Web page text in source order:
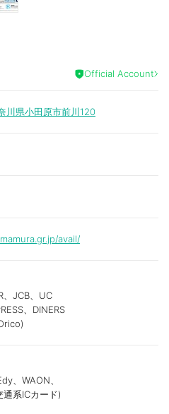
Official Account
川県小田原市前川120
avail/
、JCB、UC
、DINERS
、WAON、
系ICカード)